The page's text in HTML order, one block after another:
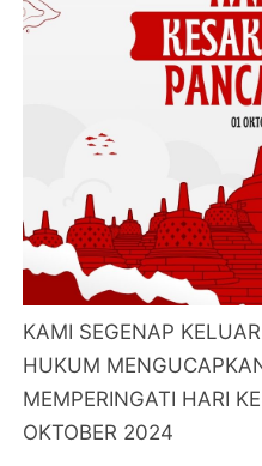
KAMI SEGENAP
HUKUM
MEMPERINGATI HARI
OKTOBER 2024